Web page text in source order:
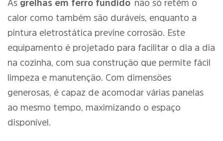
As grelhas em ferro fundido não só retêm o
calor como também são duráveis, enquanto a
pintura eletrostática previne corrosão. Este
equipamento é projetado para facilitar o dia a dia
na cozinha, com sua construção que permite fácil
limpeza e manutenção. Com dimensões
generosas, é capaz de acomodar várias panelas
ao mesmo tempo, maximizando o espaço
disponível.